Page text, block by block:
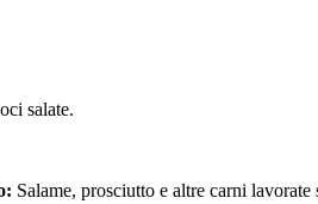
salate.
Salame, prosciutto e altre carni lavorate